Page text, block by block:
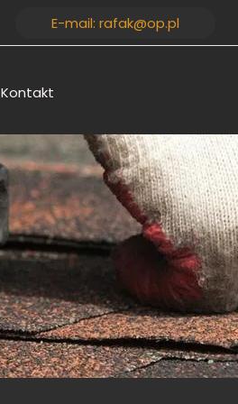
E-mail: rafak@op.pl
Kontakt